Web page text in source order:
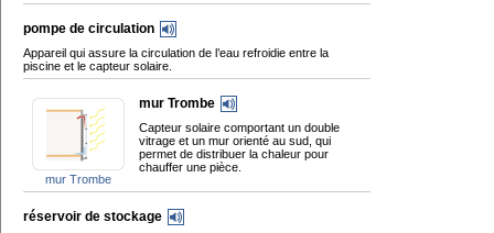
pompe de circulation
Appareil qui assure la circulation de l’eau refroidie entre la
piscine et le capteur solaire.
mur Trombe
mur Trombe
Capteur solaire comportant un double
vitrage et un mur orienté au sud, qui
permet de distribuer la chaleur pour
chauffer une pièce.
réservoir de stockage